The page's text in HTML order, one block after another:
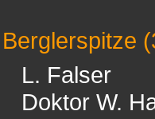
Berglerspitze
L. Falser
Doktor W.